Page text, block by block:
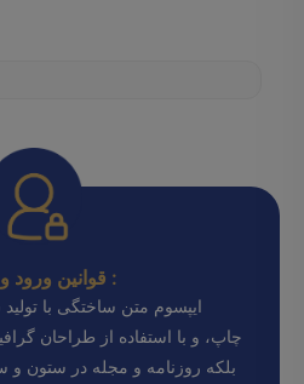
قوانین ورود و خروج :
ایپسوم متن ساختگی با
چاپ، و با استفاده از طراحان
بلکه روزنامه و مجله در ستون و